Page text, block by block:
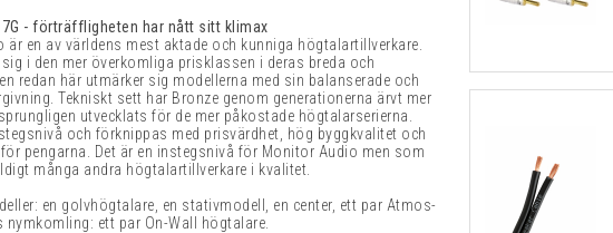
- förträffligheten har nått sitt klimax
en av världens mest aktade och kunniga högtalartillverkare.
i den mer överkomliga prisklassen i deras breda och
redan här utmärker sig modellerna med sin balanserade och
Tekniskt sett har Bronze genom generationerna ärvt mer
utvecklats för de mer påkostade högtalarserierna.
och förknippas med prisvärdhet, hög byggkvalitet och
pengarna. Det är en instegsnivå för Monitor Audio men som
många andra högtalartillverkare i kvalitet.
en golvhögtalare, en stativmodell, en center, ett par Atmos-
ett par On-Wall högtalare.